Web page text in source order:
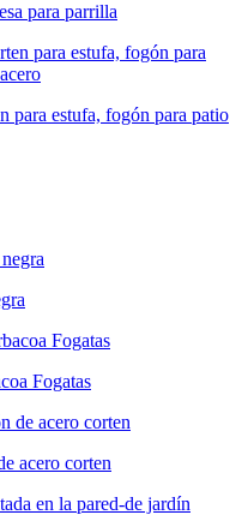
para parrilla
para estufa, fogón para patio
Fogatas
acero corten